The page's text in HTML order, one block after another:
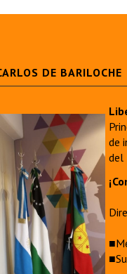
DE BARILOCHE
de
del